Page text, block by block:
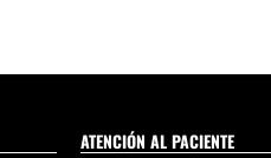
ATENCIÓN AL PACIENTE